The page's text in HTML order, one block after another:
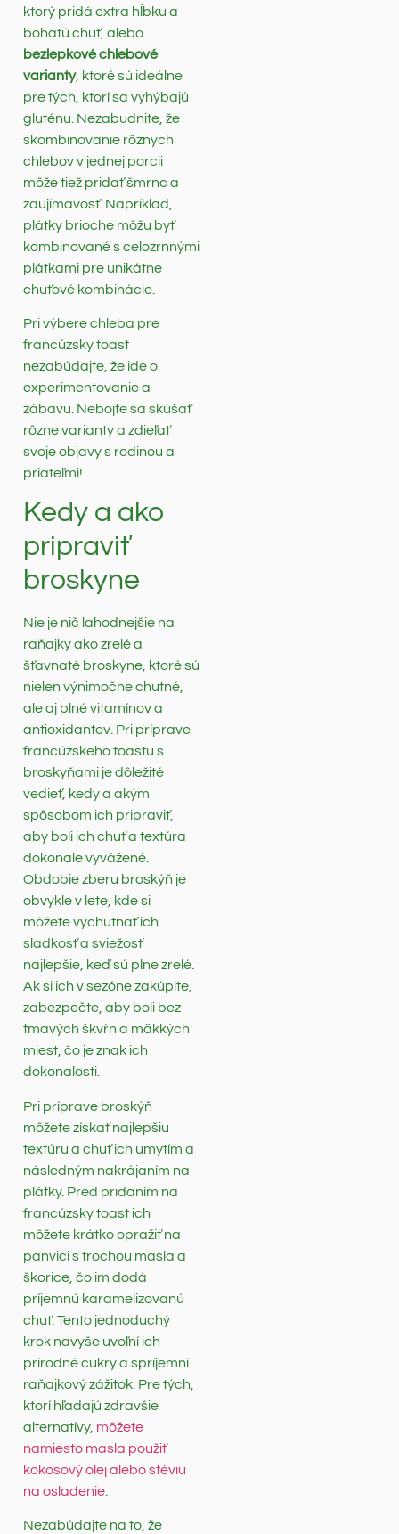
ktorý pridá extra hĺbku a
bohatú chuť, alebo
bezlepkové chlebové
varianty, ktoré sú ideálne
pre tých, ktorí sa vyhýbajú
gluténu. Nezabudnite, že
skombinovanie rôznych
chlebov v jednej porcii
môže tiež pridať šmrnc a
zaujímavosť. Napríklad,
plátky brioche môžu byť
kombinované s celozrnnými
plátkami pre unikátne
chuťové kombinácie.
Pri výbere chleba pre
francúzsky toast
nezabúdajte, že ide o
experimentovanie a
zábavu. Nebojte sa skúšať
rôzne varianty a zdieľať
svoje objavy s rodinou a
priateľmi!
Kedy a ako
pripraviť
broskyne
Nie je nič lahodnejšie na
raňajky ako zrelé a
šťavnaté broskyne, ktoré sú
nielen výnimočne chutné,
ale aj plné vitamínov a
antioxidantov. Pri príprave
francúzskeho toastu s
broskyňami je dôležité
vedieť, kedy a akým
spôsobom ich pripraviť,
aby boli ich chuť a textúra
dokonale vyvážené.
Obdobie zberu broskýň je
obvykle v lete, kde si
môžete vychutnať ich
sladkosť a sviežosť
najlepšie, keď sú plne zrelé.
Ak si ich v sezóne zakúpite,
zabezpečte, aby boli bez
tmavých škvŕn a mäkkých
miest, čo je znak ich
dokonalosti.
Pri príprave broskýň
môžete získať najlepšiu
textúru a chuť ich umytím a
následným nakrájaním na
plátky. Pred pridaním na
francúzsky toast ich
môžete krátko opražiť na
panvici s trochou masla a
škorice, čo im dodá
príjemnú karamelizovanú
chuť. Tento jednoduchý
krok navyše uvoľní ich
prírodné cukry a spríjemní
raňajkový zážitok. Pre tých,
ktorí hľadajú zdravšie
alternatívy, môžete
namiesto masla použiť
kokosový olej alebo stéviu
na osladenie
Nezabúdajte na to, že